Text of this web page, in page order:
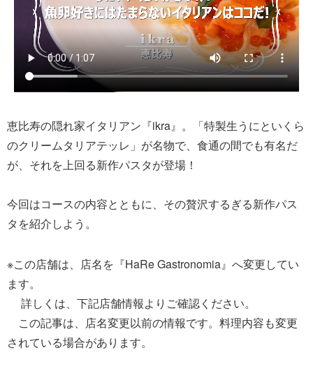
恵比寿の隠れ家イタリアン『ikra』。「特製生うにといくら
のクリームタリアテッレ」が名物で、食通の間でも有名だ
が、それを上回る新作パスタが登場！
今回はコースの内容とともに、その贅沢するぎる新作パス
タを紹介しよう。
※この店舗は、店名を『HaRe Gastronomia』へ変更してい
ます。
詳しくは、下記店舗情報よりご確認ください。
この記事は、店名変更以前の情報です。料理内容も変更
されている場合があります。